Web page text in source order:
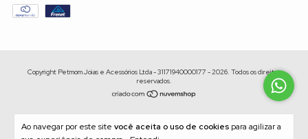
Ao navegar por este site você aceita o uso de cookies para agilizar a
Copyright Petmom Joias e Acessórios Ltda - 31171940000177 - 2026. Todos os direitos
reservados.